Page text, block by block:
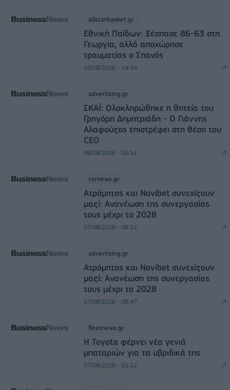
allstarbasket.gr
Εθνική Παίδων: Ξέσπασε 86-63 στη
Γεωργία, αλλά αποχώρησε
τραυματίας ο Σπανός
09/08/2026 - 14:34
advertising.gr
ΣΚΑΪ: Ολοκληρώθηκε η θητεία του
Γρηγόρη Δημητριάδη - Ο Γιάννης
Αλαφούζος επιστρέφει στη θέση του
CEO
08/08/2026 - 06:51
csrnews.gr
Ατρόμητος και Novibet συνεχίζουν
μαζί: Ανανέωση της συνεργασίας
τους μέχρι το 2028
07/08/2026 - 08:52
advertising.gr
Ατρόμητος και Novibet συνεχίζουν
μαζί: Ανανέωση της συνεργασίας
τους μέχρι το 2028
07/08/2026 - 08:47
fleetnews.gr
Η Toyota φέρνει νέα γενιά
μπαταριών για τα υβριδικά της
07/08/2026 - 05:22